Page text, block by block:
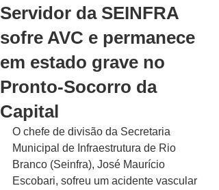
Servidor da SEINFRA
sofre AVC e permanece
em estado grave no
Pronto-Socorro da
Capital
O chefe de divisão da Secretaria
Municipal de Infraestrutura de Rio
Branco (Seinfra), José Maurício
Escobari, sofreu um acidente vascular